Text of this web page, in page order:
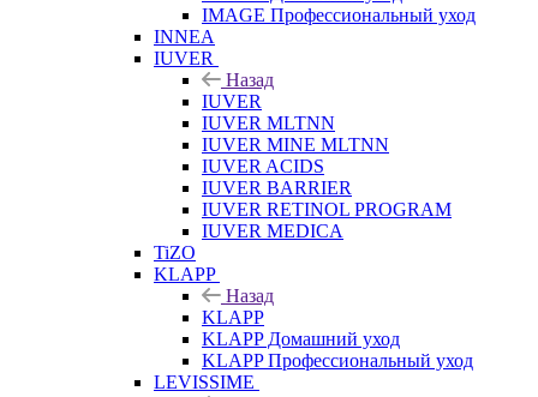
IMAGE Профессиональный уход
INNEA
IUVER
Назад
IUVER
IUVER MLTNN
IUVER MINE MLTNN
IUVER ACIDS
IUVER BARRIER
IUVER RETINOL PROGRAM
IUVER MEDICA
TiZO
KLAPP
Назад
KLAPP
KLAPP Домашний уход
KLAPP Профессиональный уход
LEVISSIME